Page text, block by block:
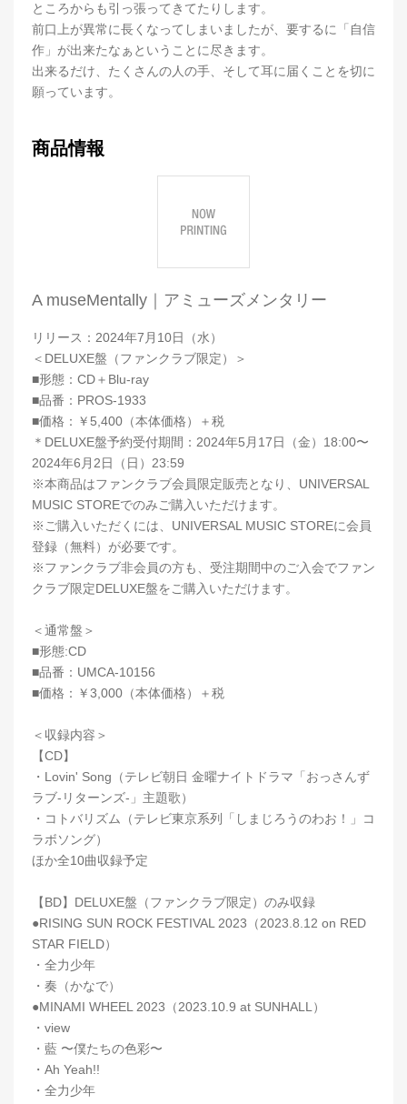
ところからも引っ張ってきてたりします。
前口上が異常に長くなってしまいましたが、要するに「自信
作」が出来たなぁということに尽きます。
出来るだけ、たくさんの人の手、そして耳に届くことを切に
願っています。
商品情報
A museMentally｜アミューズメンタリー
リリース：2024年7月10日（水）
＜DELUXE盤（ファンクラブ限定）＞
■形態：CD＋Blu-ray
■品番：PROS-1933
■価格：￥5,400（本体価格）＋税
＊DELUXE盤予約受付期間：2024年5月17日（金）18:00〜
2024年6月2日（日）23:59
※本商品はファンクラブ会員限定販売となり、UNIVERSAL
MUSIC STOREでのみご購入いただけます。
※ご購入いただくには、UNIVERSAL MUSIC STOREに会員
登録（無料）が必要です。
※ファンクラブ非会員の方も、受注期間中のご入会でファン
クラブ限定DELUXE盤をご購入いただけます。
＜通常盤＞
■形態:CD
■品番：UMCA-10156
■価格：￥3,000（本体価格）＋税
＜収録内容＞
【CD】
・Lovin' Song（テレビ朝日 金曜ナイトドラマ「おっさんず
ラブ-リターンズ-」主題歌）
・コトバリズム（テレビ東京系列「しまじろうのわお！」コ
ラボソング）
ほか全10曲収録予定
【BD】DELUXE盤（ファンクラブ限定）のみ収録
●RISING SUN ROCK FESTIVAL 2023（2023.8.12 on RED
STAR FIELD）
・全力少年
・奏（かなで）
●MINAMI WHEEL 2023（2023.10.9 at SUNHALL）
・view
・藍 〜僕たちの色彩〜
・Ah Yeah!!
・全力少年